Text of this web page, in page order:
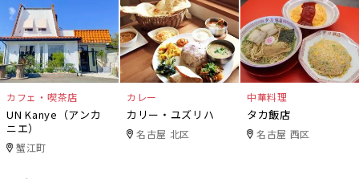
カフェ・喫茶店
UN Kanye（アンカ
ニエ）
蟹江町
カレー
カリー・ユズリハ
名古屋 北区
中華料理
タカ飯店
名古屋 西区